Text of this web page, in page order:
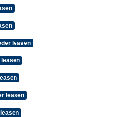
leasen
leasen
leasen